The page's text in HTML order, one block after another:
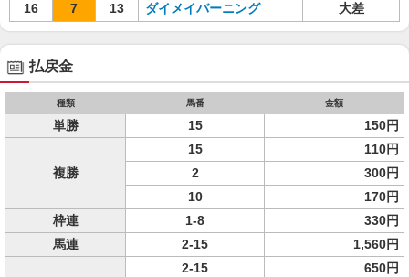
16
7 13 ダイメイバーニング 大差
払戻金
種類 馬番 金額
単勝 15 150円
複勝
15
110円
2
300円
10
170円
枠連
1-8
330円
馬連
2-15 1,560円
2-15
650円